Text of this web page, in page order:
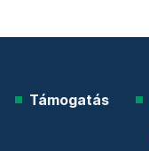
Támogatás